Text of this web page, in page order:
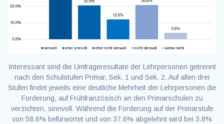
Interessant sind die Umfrageresultate der Lehrpersonen getrennt
nach den Schulstufen Primar, Sek. 1 und Sek. 2. Auf allen drei
Stufen findet jeweils eine deutliche Mehrheit der Lehrpersonen die
Forderung, auf Frühfranzösisch an den Primarschulen zu
verzichten, sinnvoll. Während die Forderung auf der Primarstufe
von 58.6% befürwortet und von 37.6% abgelehnt wird bei 3.8%